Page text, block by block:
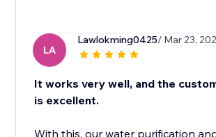
LA
Lawlokming0425/ Mar 23,
It works very well, and the
is excellent.
With this, our water purification